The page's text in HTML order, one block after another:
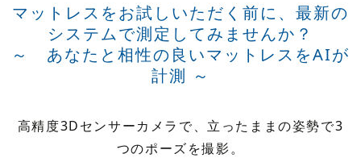
マットレスをお試しいただく前に、最新の
システムで測定してみませんか？
～ あなたと相性の良いマットレスをAIが
計測 ～
高精度3Dセンサーカメラで、立ったままの姿勢で3
つのポーズを撮影。